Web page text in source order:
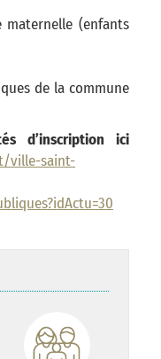
(enfants
de la commune
d’inscription ici
ville-saint-